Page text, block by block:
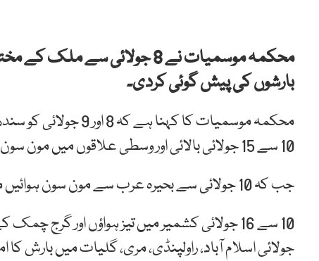
محکمہ موسمیات نے 8
بارشوں کی پیش گوئی کردی۔
محکمہ موسمیات کا
10 سے 15 جولائی بالائی اور وسطی علاقوں میں مون سون بارشوں کی توقع ہے۔
جب کہ 10 جولائی سے بحیرہ عرب سے مون سون ہوائیں ملک میں داخل ہونے کا امکان ہے۔
جولائی اسلام آباد، راولپنڈی، مری، گلیات میں بارش